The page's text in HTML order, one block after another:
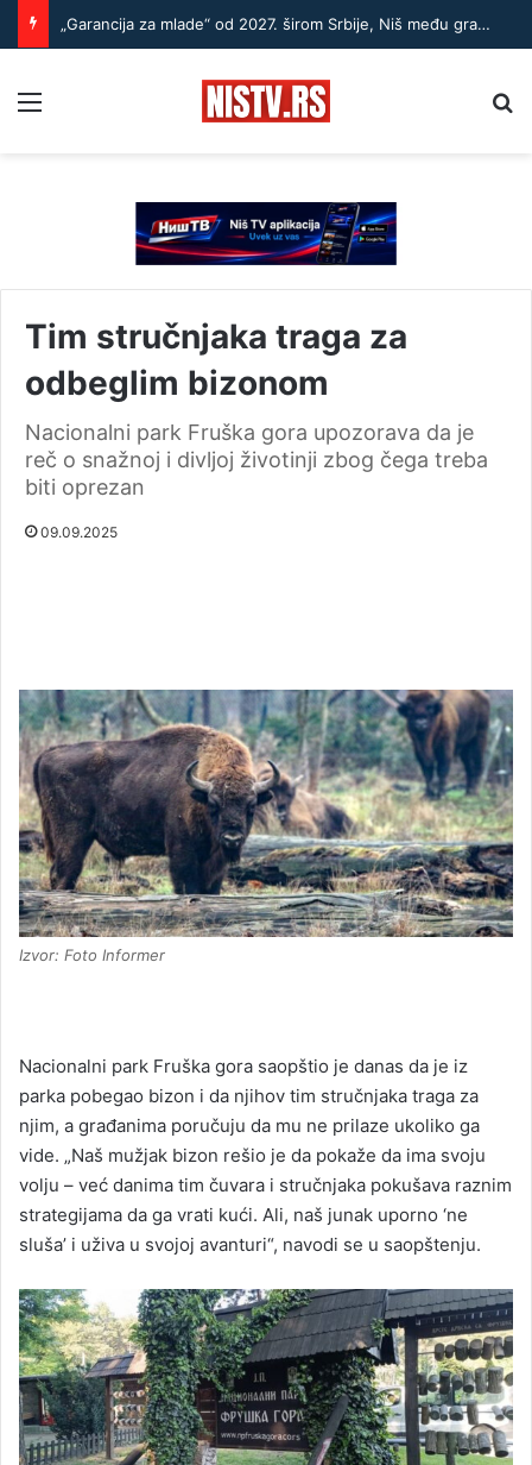
„Garancija za mlade“ od 2027. širom Srbije, Niš među gradovima koji daju primer
Tim stručnjaka traga za
odbeglim bizonom
Nacionalni park Fruška gora upozorava da je
reč o snažnoj i divljoj životinji zbog čega treba
biti oprezan
09.09.2025
Izvor: Foto Informer
Nacionalni park Fruška gora saopštio je danas da je iz
parka pobegao bizon i da njihov tim stručnjaka traga za
njim, a građanima poručuju da mu ne prilaze ukoliko ga
vide. „Naš mužjak bizon rešio je da pokaže da ima svoju
volju – već danima tim čuvara i stručnjaka pokušava raznim
strategijama da ga vrati kući. Ali, naš junak uporno ‘ne
sluša’ i uživa u svojoj avanturi“, navodi se u saopštenju.